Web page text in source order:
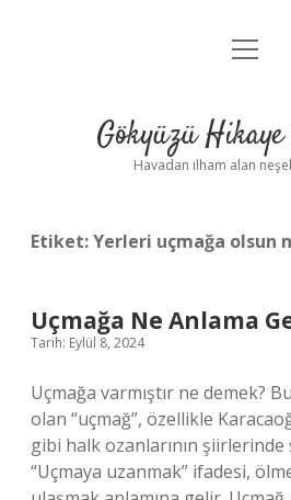
Anasayfa
Yasal Uyarı
menüyü
Gökyüzü
Havadan ilham alan
Etiket:Yerleri uçmağa olsun
Uçmağa Ne Anlama
Tarih: Eylül 8, 2024
Uçmağa varmıştır ne demek?
olan “uçmağ”, özellikle
gibi halk ozanlarının şiirlerinde
“Uçmaya uzanmak” ifadesi,